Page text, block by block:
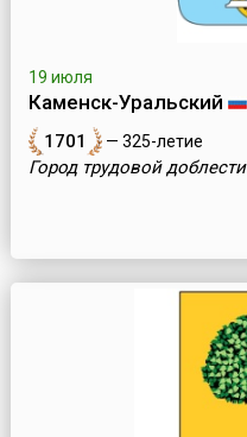
19 июля
Каменск-Уральский
1701 — 325-летие
Город трудовой доблести